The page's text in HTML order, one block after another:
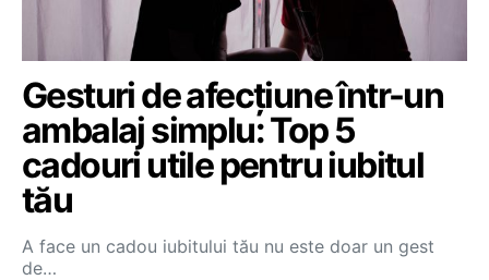
Gesturi de afecțiune într-un
ambalaj simplu: Top 5
cadouri utile pentru iubitul
tău
A face un cadou iubitului tău nu este doar un gest
de…